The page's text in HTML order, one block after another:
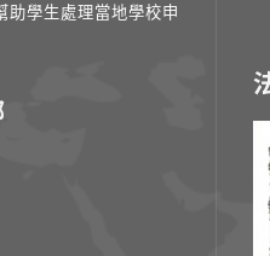
學生處理當地學校申